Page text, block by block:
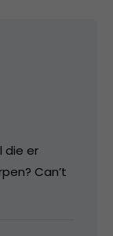
die er
Can’t